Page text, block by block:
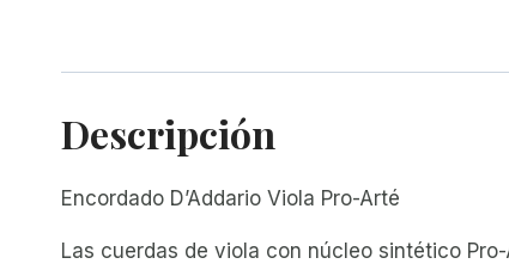
Descripción
Encordado D’Addario Viola Pro-Arté
Las cuerdas de viola con núcleo sintético